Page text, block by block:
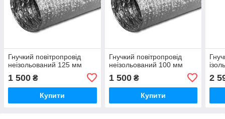
Гнучкий повітропровід
неізольований 125 мм
1 500 ₴
Купити
Гнучкий повітропровід
неізольований 100 мм
1 500₴
Купити
2